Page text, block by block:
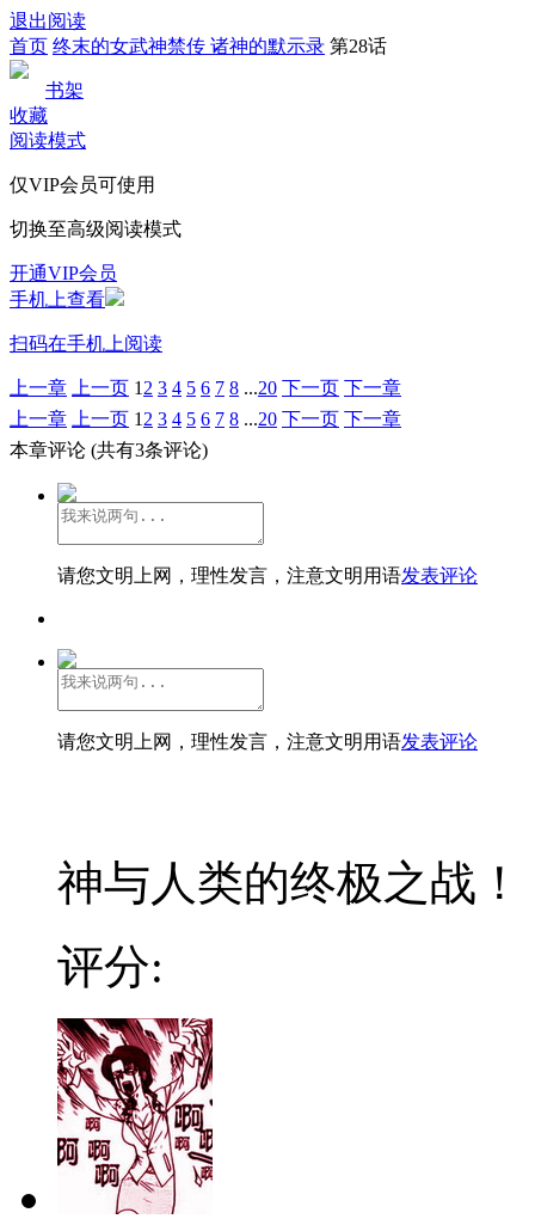
退出阅读
首页 终末的女武神禁传 诸神的默示录 第28话
书架
收藏
阅读模式
仅VIP会员可使用
切换至高级阅读模式
开通VIP会员
手机上查看
扫码在手机上阅读
上一章 上一页 1 2 3 4 5 6 7 8 ...20 下一页 下一章
上一章
上一页 1 2 3 4 5 6 7 8 ...20 下一页 下一章
本章评论 (共有3条评论)
请您文明上网，理性发言，注意文明用语发表评论
请您文明上网，理性发言，注意文明用语发表评论
神与人类的终极之战！
评分: